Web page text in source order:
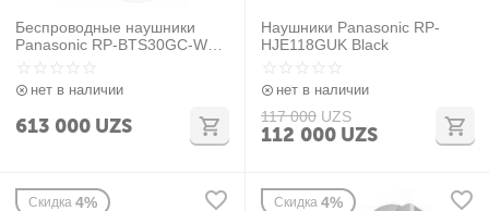
Беспроводные наушники
Panasonic RP-BTS30GC-W
нет в наличии
613 000 UZS
Наушники Panasonic RP-
HJE118GUK Black
нет в наличии
117 000 UZS
112 000 UZS
Скидка 4% Скидка 4%